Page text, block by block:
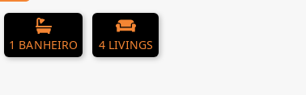
1 BANHEIRO 4 LIVINGS